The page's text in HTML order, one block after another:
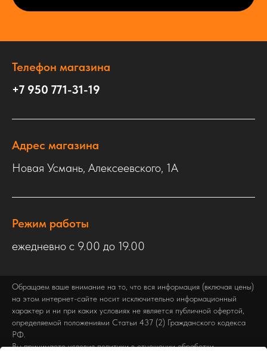
Телефон магазина
+7 950 771-31-19
Адрес магазина
Новая Усмань, Алексеевского, 1А
Режим работы
ежедневно с 9.00 до 19.00
Обращаем ваше внимание на то, что вся информация (включая цены)
на этом интернет-сайте носит исключительно информационный
характер и ни при каких условиях не является публичной офертой,
определяемой положениями Статьи 437 (2) Гражданского кодекса
РФ.
Вы принимаете условия политики в отношении обработки